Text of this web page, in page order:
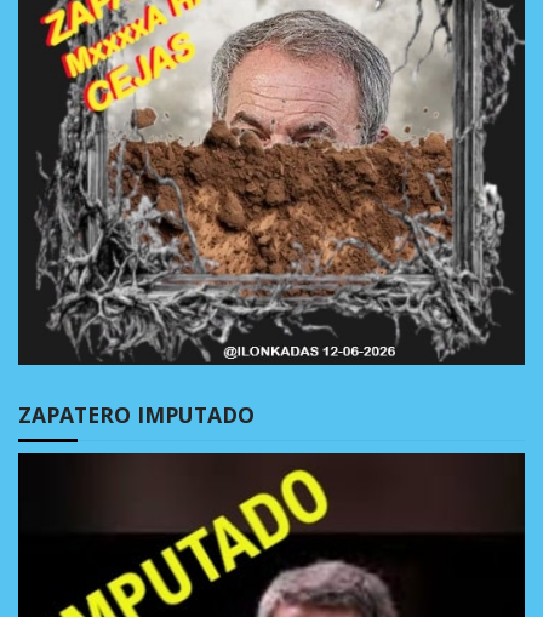
ZAPATERO IMPUTADO